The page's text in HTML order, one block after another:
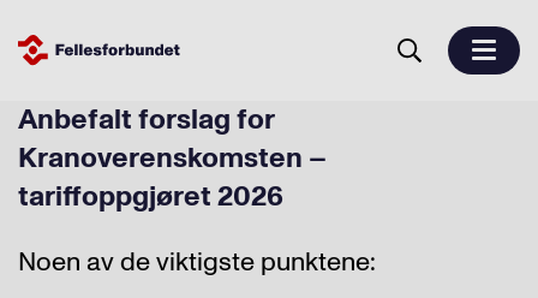
Anbefalt forslag for
Kranoverenskomsten –
tariffoppgjøret 2026
Noen av de viktigste punktene: